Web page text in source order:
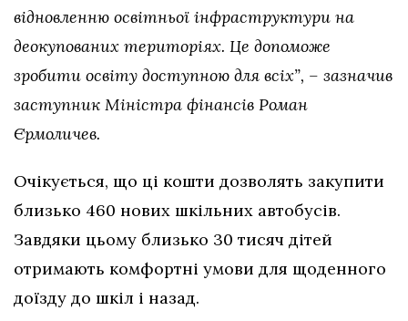
відновленню освітньої інфраструктури на
деокупованих територіях. Це допоможе
зробити освіту доступною для всіх”, – зазначив
заступник Міністра фінансів Роман
Єрмоличев.
Очікується, що ці кошти дозволять закупити
близько 460 нових шкільних автобусів.
Завдяки цьому близько 30 тисяч дітей
отримають комфортні умови для щоденного
доїзду до шкіл і назад.